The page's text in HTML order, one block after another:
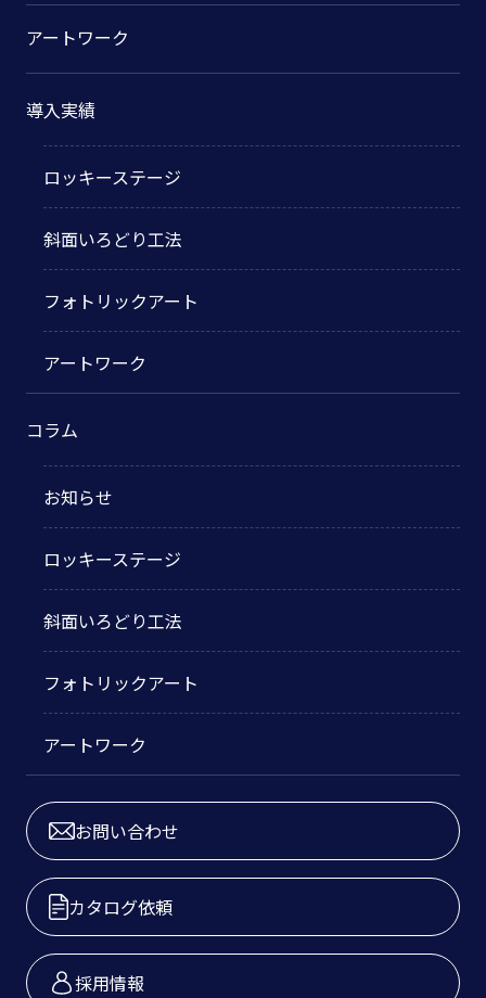
アートワーク
導入実績
ロッキーステージ
斜面いろどり工法
フォトリックアート
アートワーク
コラム
お知らせ
ロッキーステージ
斜面いろどり工法
フォトリックアート
アートワーク
お問い合わせ
カタログ依頼
採用情報